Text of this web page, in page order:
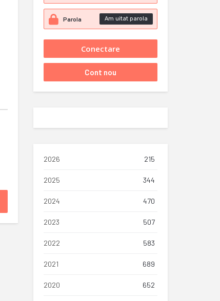
Am uitat parola
2026 215
2025 344
2024 470
2023 507
2022 583
2021 689
2020 652